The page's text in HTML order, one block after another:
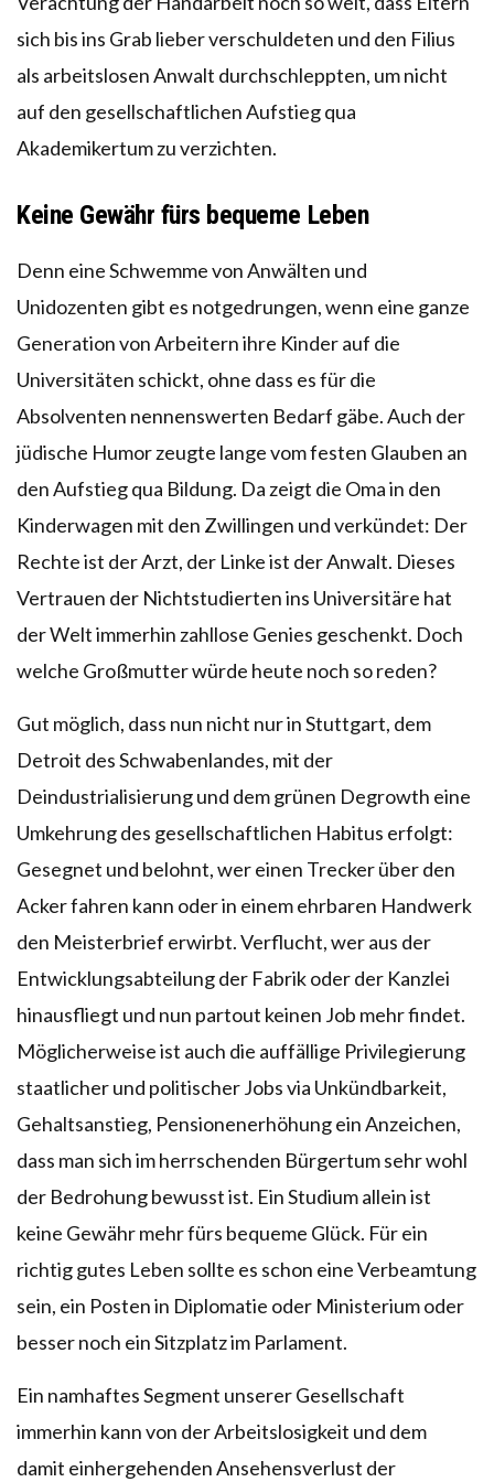
sich bis ins Grab lieber verschuldeten und den Filius
als arbeitslosen Anwalt durchschleppten, um nicht
auf den gesellschaftlichen Aufstieg qua
Akademikertum zu verzichten.
Keine Gewähr fürs bequeme Leben
Denn eine Schwemme von Anwälten und
Unidozenten gibt es notgedrungen, wenn eine ganze
Generation von Arbeitern ihre Kinder auf die
Universitäten schickt, ohne dass es für die
Absolventen nennenswerten Bedarf gäbe. Auch der
jüdische Humor zeugte lange vom festen Glauben an
den Aufstieg qua Bildung. Da zeigt die Oma in den
Kinderwagen mit den Zwillingen und verkündet: Der
Rechte ist der Arzt, der Linke ist der Anwalt. Dieses
Vertrauen der Nichtstudierten ins Universitäre hat
der Welt immerhin zahllose Genies geschenkt. Doch
welche Großmutter würde heute noch so reden?
Gut möglich, dass nun nicht nur in Stuttgart, dem
Detroit des Schwabenlandes, mit der
Deindustrialisierung und dem grünen Degrowth eine
Umkehrung des gesellschaftlichen Habitus erfolgt:
Gesegnet und belohnt, wer einen Trecker über den
Acker fahren kann oder in einem ehrbaren Handwerk
den Meisterbrief erwirbt. Verflucht, wer aus der
Entwicklungsabteilung der Fabrik oder der Kanzlei
hinausfliegt und nun partout keinen Job mehr findet.
Möglicherweise ist auch die auffällige Privilegierung
staatlicher und politischer Jobs via Unkündbarkeit,
Gehaltsanstieg, Pensionenerhöhung ein Anzeichen,
dass man sich im herrschenden Bürgertum sehr wohl
der Bedrohung bewusst ist. Ein Studium allein ist
keine Gewähr mehr fürs bequeme Glück. Für ein
richtig gutes Leben sollte es schon eine Verbeamtung
sein, ein Posten in Diplomatie oder Ministerium oder
besser noch ein Sitzplatz im Parlament.
Ein namhaftes Segment unserer Gesellschaft
immerhin kann von der Arbeitslosigkeit und dem
damit einhergehenden Ansehensverlust der